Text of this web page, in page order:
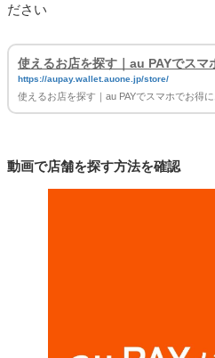
ださい
使えるお店を探す｜au PAYでスマ
https://aupay.wallet.auone.jp/store/
使えるお店を探す｜au PAYでスマホでお得
動画で店舗を探す方法を確認